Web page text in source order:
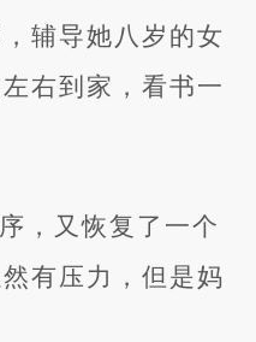
辅导她八岁的女
右到家，看书一
又恢复了一个
有压力，但是妈